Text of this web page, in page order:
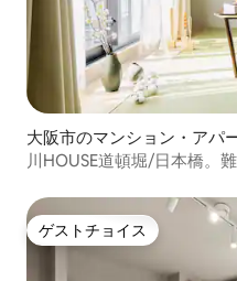
大阪市のマンション・アパ
川HOUSE道頓堀/日本橋。
ゲストチョイス
ゲストチョイス